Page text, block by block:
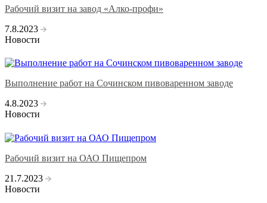
Рабочий визит на завод «Алко-профи»
7.8.2023
Новости
Выполнение работ на Сочинском пивоваренном заводе
4.8.2023
Новости
Рабочий визит на ОАО Пищепром
21.7.2023
Новости